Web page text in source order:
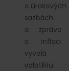
o úrokových
sazbách
a zpráva
o inflaci
vyvolá
volatilitu